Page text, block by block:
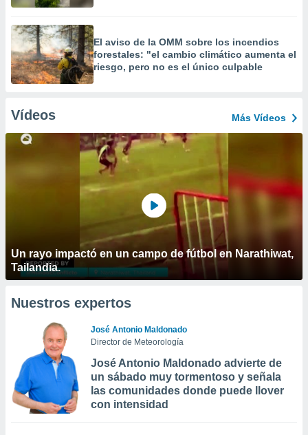
El aviso de la OMM sobre los incendios
forestales: "el cambio climático aumenta el
riesgo, pero no es el único culpable
Vídeos Más Vídeos
Un rayo impactó en un campo de fútbol en Narathiwat,
Tailandia.
Nuestros expertos
José Antonio Maldonado
Director de Meteorología
José Antonio Maldonado advierte de
un sábado muy tormentoso y señala
las comunidades donde puede llover
con intensidad